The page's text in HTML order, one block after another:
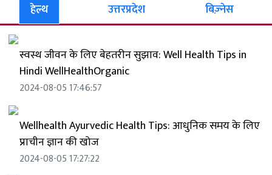
हेल्थ उत्तरप्रदेश बिज़्नेस
स्वस्थ जीवन के लिए बेहतरीन सुझाव: Well Health Tips in
Hindi WellHealthOrganic
2024-08-05 17:46:57
Wellhealth Ayurvedic Health Tips: आधुनिक समय के लिए
प्राचीन ज्ञान की खोज
2024-08-05 17:27:22